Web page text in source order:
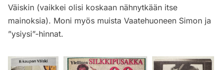
Väiskin (vaikkei olisi koskaan nähnytkään itse
mainoksia). Moni myös muista Vaatehuoneen Simon ja
”ysiysi”-hinnat.